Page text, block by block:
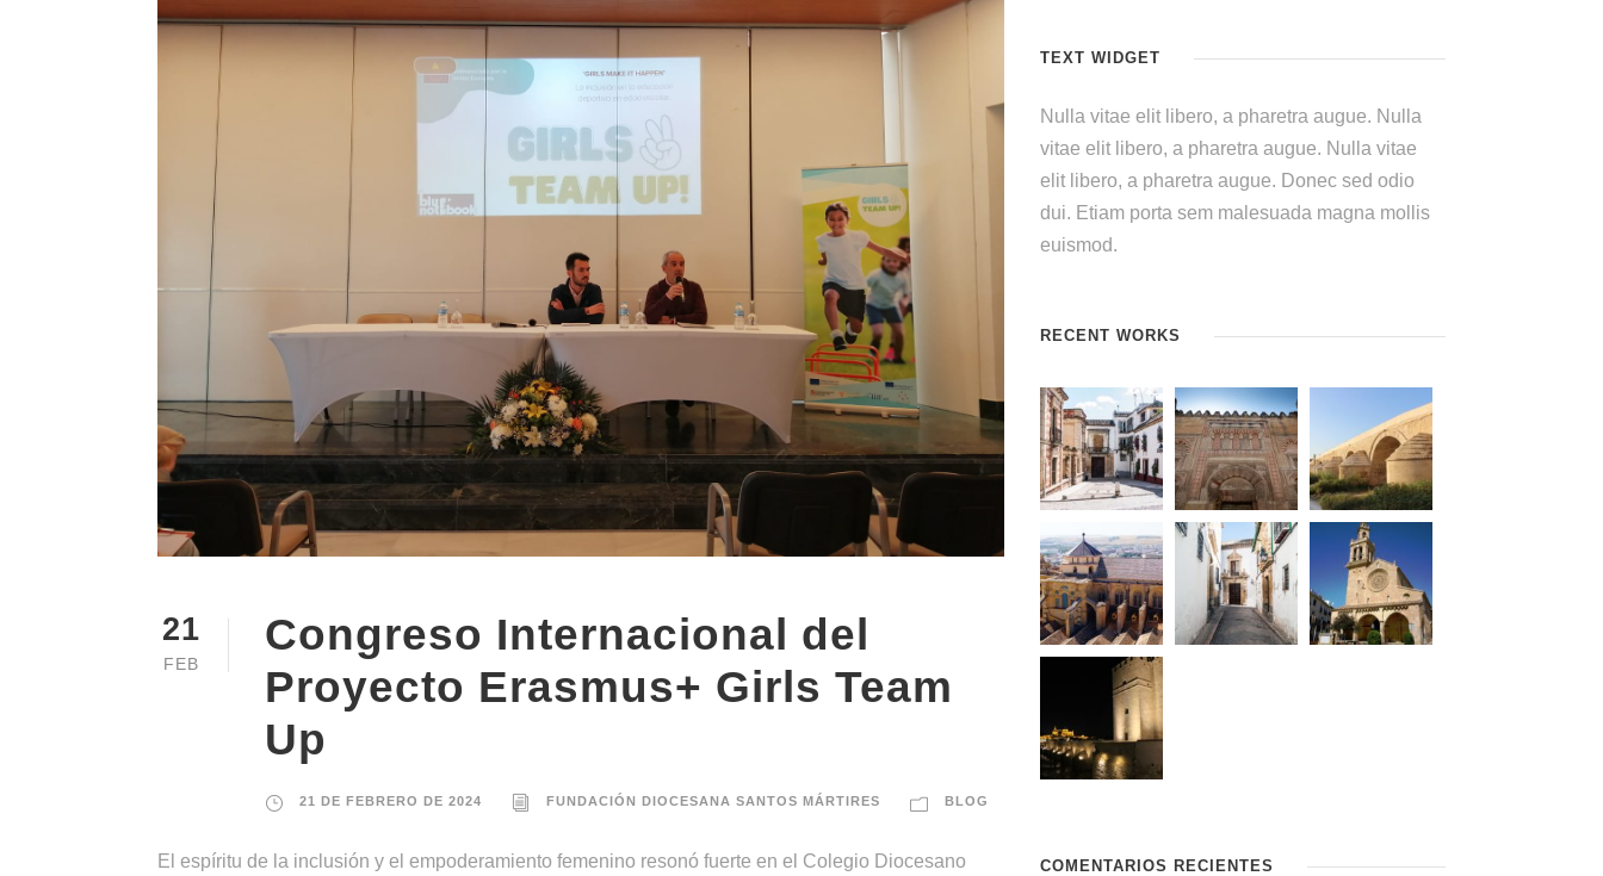
21
FEB
Congreso Internacional del
Proyecto Erasmus+ Girls Team
Up
21 DE FEBRERO DE 2024 FUNDACIÓN DIOCESANA SANTOS MÁRTIRES BLOG
El espíritu de la inclusión y el empoderamiento femenino resonó fuerte en el Colegio Diocesano
TEXT WIDGET
Nulla vitae elit libero, a pharetra augue. Nulla
vitae elit libero, a pharetra augue. Nulla vitae
elit libero, a pharetra augue. Donec sed odio
dui. Etiam porta sem malesuada magna mollis
euismod.
RECENT WORKS
COMENTARIOS RECIENTES